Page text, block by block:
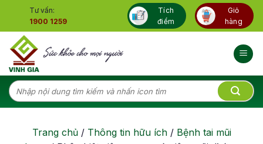
content
Tư vấn:
1900 1259
Tích
điểm
Giỏ
hàng
Tìm
kiếm:
Trang chủ/ Thông tin hữu ích/ Bệnh tai mũi